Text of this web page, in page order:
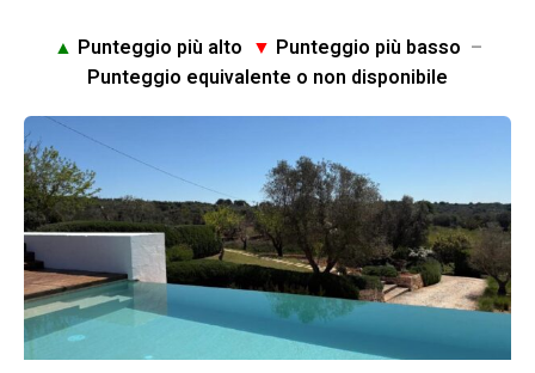
▲ Punteggio più alto ▼ Punteggio più basso –
Punteggio equivalente o non disponibile